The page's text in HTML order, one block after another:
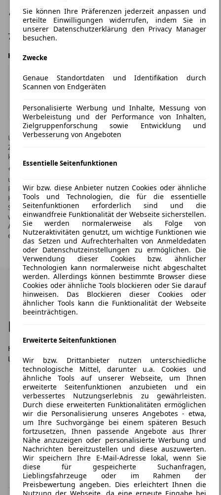
Fahrzeugstandort
79589, Binzen
Händlerangebot von
Impressum & Datenschutz
Unverbindliches Angebot des Händlers. Irrtümer und
Zwischenverkauf vorbehalten! Leasingtime.de übernimmt
keine Gewähr für die Richtigkeit der Angaben im Inserat.
* Weitere Informationen zum offiziellen Kraftstoffverbrauch
und den offiziellen spezifischen CO2-Emissionen neuer
Personenkraftwagen können dem "Leitfaden über den
Kraftstoffverbrauch, die CO2-Emissionen und den
Stromverbrauch neuer Personenkraftwagen" entnommen
werden, der an allen Verkaufsstellen und bei der Deutschen
Automobil Treuhand GmbH unter www.dat.de unentgeltlich
erhältlich ist.
Häufig gestellte Fragen
Hier finden Sie die häufigsten Fragen zu LeasingTime,
Leasingübernahmen und dem Leasing im Allgemeinen.
Was ist Leasing?
Leasing ist eine Art Gebrauchsüberlassung auf
Zeit. Das heißt für Sie: Kleine Monatsraten statt
hoher Anschaffungskosten. Ob privat oder
gewerblich: Beim Leasing erwerben Sie nicht das
Fahrzeug selbst, sondern ein zeitbegrenztes
Nutzungsrecht. Eigentümer bleibt die
Leasinggesellschaft, der so genannte
Leasinggeber. Bei den über LeasingTime von
Ist eine Änderung der
Fahrzeugausstattung möglich?/
Kann ich mein Wunschfahrzeug
konfigurieren?
Viel Ausstattung zu kleinen Monatsraten: Auf
Sie können Ihre Präferenzen jederzeit anpassen und
erteilte Einwilligungen widerrufen, indem Sie in
unserer Datenschutzerklärung den Privacy Manager
besuchen.
Zwecke
Genaue Standortdaten und Identifikation durch
Scannen von Endgeräten
Personalisierte Werbung und Inhalte, Messung von
Werbeleistung und der Performance von Inhalten,
Zielgruppenforschung sowie Entwicklung und
Verbesserung von Angeboten
Essentielle Seitenfunktionen
Wir bzw. diese Anbieter nutzen Cookies oder ähnliche
Tools und Technologien, die für die essentielle
Seitenfunktionen erforderlich sind und die
einwandfreie Funktionalität der Webseite sicherstellen.
Sie werden normalerweise als Folge von
Nutzeraktivitäten genutzt, um wichtige Funktionen wie
das Setzen und Aufrechterhalten von Anmeldedaten
oder Datenschutzeinstellungen zu ermöglichen. Die
Verwendung dieser Cookies bzw. ähnlicher
Technologien kann normalerweise nicht abgeschaltet
werden. Allerdings können bestimmte Browser diese
Cookies oder ähnliche Tools blockieren oder Sie darauf
hinweisen. Das Blockieren dieser Cookies oder
ähnlicher Tools kann die Funktionalität der Webseite
beeinträchtigen.
Erweiterte Seitenfunktionen
Wir bzw. Drittanbieter nutzen unterschiedliche
technologische Mittel, darunter u.a. Cookies und
ähnliche Tools auf unserer Webseite, um Ihnen
erweiterte Seitenfunktionen anzubieten und ein
verbessertes Nutzungserlebnis zu gewährleisten.
Durch diese erweiterten Funktionalitäten ermöglichen
wir die Personalisierung unseres Angebotes - etwa,
um Ihre Suchvorgänge bei einem späteren Besuch
fortzusetzen, Ihnen passende Angebote aus Ihrer
Nähe anzuzeigen oder personalisierte Werbung und
Nachrichten bereitzustellen und diese auszuwerten.
Wir speichern Ihre E-Mail-Adresse lokal, wenn Sie
diese für gespeicherte Suchanfragen,
Lieblingsfahrzeuge oder im Rahmen der
Preisbewertung angeben. Dies erleichtert Ihnen die